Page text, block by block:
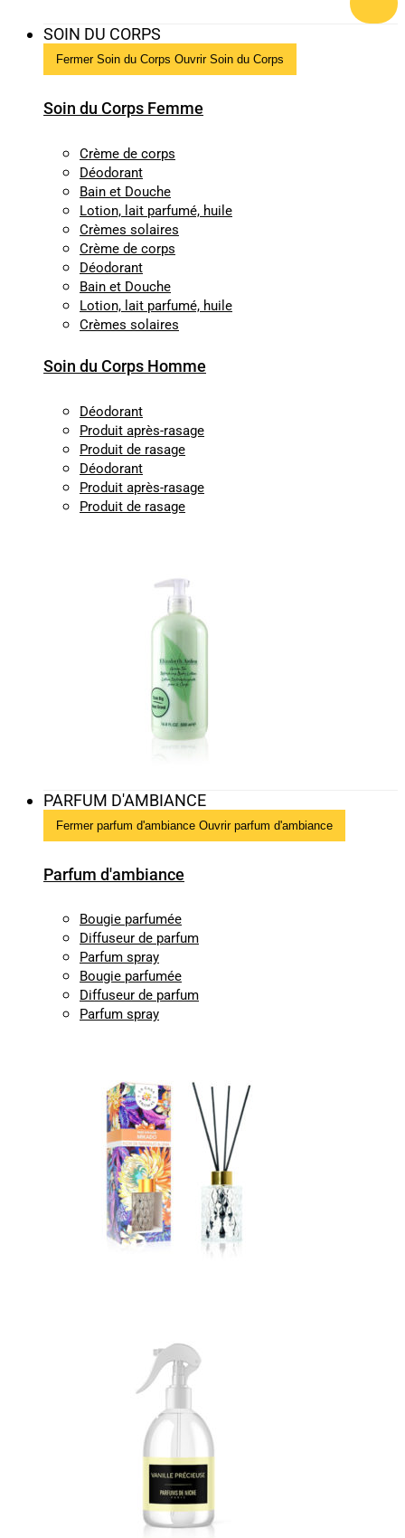
SOIN DU CORPS
Fermer Soin du Corps Ouvrir Soin du Corps
Soin du Corps Femme
Crème de corps
Déodorant
Bain et Douche
Lotion, lait parfumé, huile
Crèmes solaires
Crème de corps
Déodorant
Bain et Douche
Lotion, lait parfumé, huile
Crèmes solaires
Soin du Corps Homme
Déodorant
Produit après-rasage
Produit de rasage
Déodorant
Produit après-rasage
Produit de rasage
PARFUM D'AMBIANCE
Fermer parfum d'ambiance Ouvrir parfum d'ambiance
Parfum d'ambiance
Bougie parfumée
Diffuseur de parfum
Parfum spray
Bougie parfumée
Diffuseur de parfum
Parfum spray